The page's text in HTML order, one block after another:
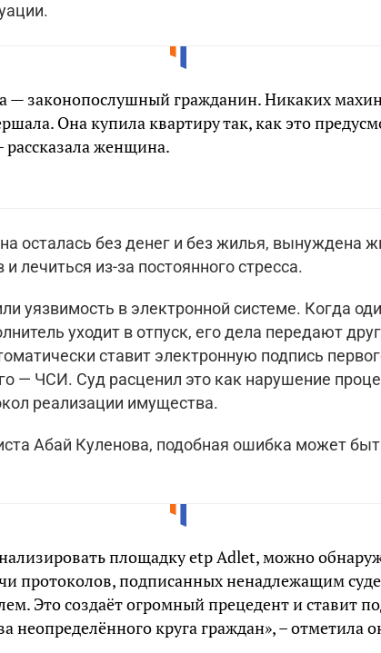
— законопослушный гражданин. Никаких
Она купила квартиру так, как это
рассказала женщина.
осталась без денег и без жилья, вынуждена
и лечиться из-за постоянного стресса.
уязвимость в электронной системе. Когда
уходит в отпуск, его дела передают
ставит электронную подпись
— ЧСИ. Суд расценил это как нарушение
реализации имущества.
Абай Куленова, подобная ошибка может
площадку etp Adlet, можно
протоколов, подписанных ненадлежащим
Это создаёт огромный прецедент и ставит
неопределённого круга граждан», – отметила